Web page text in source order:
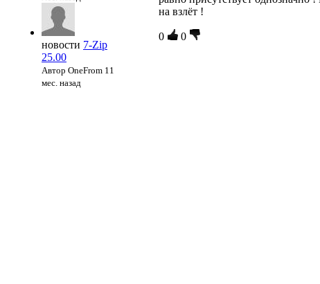
новости 7-Zip
25.00
Автор OneFrom 11
мес. назад
на взлёт !
0 0